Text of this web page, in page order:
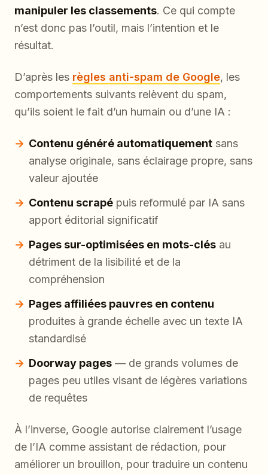
manipuler les classements. Ce qui compte
n’est donc pas l’outil, mais l’intention et le
résultat.
D’après les règles anti-spam de Google, les
comportements suivants relèvent du spam,
qu’ils soient le fait d’un humain ou d’une IA :
Contenu généré automatiquement sans
analyse originale, sans éclairage propre, sans
valeur ajoutée
Contenu scrapé puis reformulé par IA sans
apport éditorial significatif
Pages sur-optimisées en mots-clés au
détriment de la lisibilité et de la
compréhension
Pages affiliées pauvres en contenu
produites à grande échelle avec un texte IA
standardisé
Doorway pages — de grands volumes de
pages peu utiles visant de légères variations
de requêtes
À l’inverse, Google autorise clairement l’usage
de l’IA comme assistant de rédaction, pour
améliorer un brouillon, pour traduire un contenu